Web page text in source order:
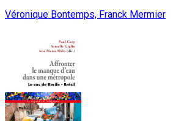
Véronique Bontemps, Franck Mermier